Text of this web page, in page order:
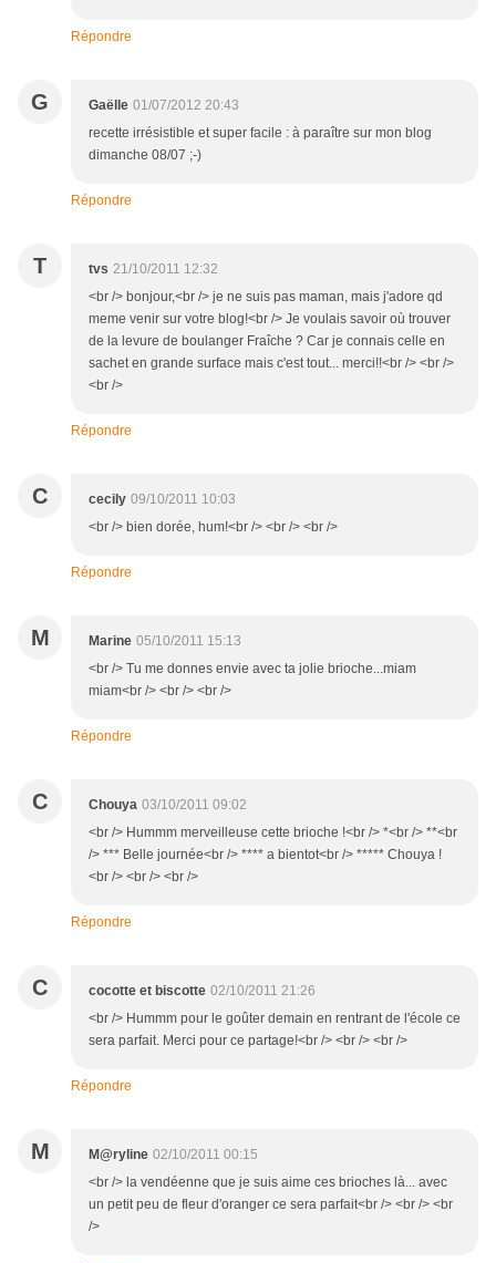
Répondre
G Gaëlle 01/07/2012 20:43
recette irrésistible et super facile : à paraître sur mon blog
dimanche 08/07 ;-)
Répondre
T tvs 21/10/2011 12:32
<br /> bonjour,<br /> je ne suis pas maman, mais j'adore qd
meme venir sur votre blog!<br /> Je voulais savoir où trouver
de la levure de boulanger Fraîche ? Car je connais celle en
sachet en grande surface mais c'est tout... merci!!<br /> <br />
<br />
Répondre
C cecily 09/10/2011 10:03
<br /> bien dorée, hum!<br /> <br /> <br />
Répondre
M Marine 05/10/2011 15:13
<br /> Tu me donnes envie avec ta jolie brioche...miam
miam<br /> <br /> <br />
Répondre
C Chouya 03/10/2011 09:02
<br /> Hummm merveilleuse cette brioche !<br /> *<br /> **<br
/> *** Belle journée<br /> **** a bientot<br /> ***** Chouya !
<br /> <br /> <br />
Répondre
C cocotte et biscotte 02/10/2011 21:26
<br /> Hummm pour le goûter demain en rentrant de l'école ce
sera parfait. Merci pour ce partage!<br /> <br /> <br />
Répondre
M M@ryline 02/10/2011 00:15
<br /> la vendéenne que je suis aime ces brioches là... avec
un petit peu de fleur d'oranger ce sera parfait<br /> <br /> <br
/>